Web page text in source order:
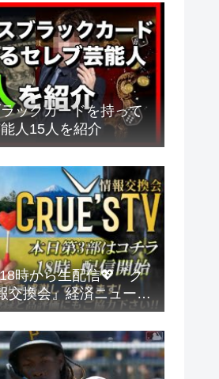
ックカードを持って
人15人を紹介
時から生配信💖『ク
交換会』経済ニュース
新NISA 投資信託 仮想
ン 不動産投資 為替
ラクディナール